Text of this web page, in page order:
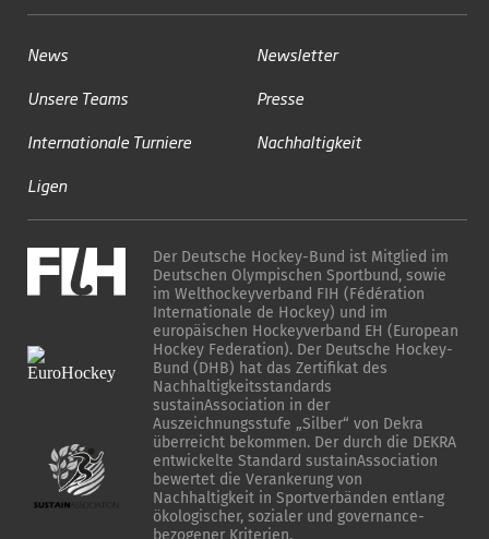
News
Unsere Teams
Internationale Turniere
Ligen
Newsletter
Presse
Nachhaltigkeit
Der Deutsche Hockey-Bund ist Mitglied im
Deutschen Olympischen Sportbund, sowie
im Welthockeyverband FIH (Fédération
Internationale de Hockey) und im
europäischen Hockeyverband EH (European
Hockey Federation). Der Deutsche Hockey-
Bund (DHB) hat das Zertifikat des
Nachhaltigkeitsstandards
sustainAssociation in der
Auszeichnungsstufe „Silber“ von Dekra
überreicht bekommen. Der durch die DEKRA
entwickelte Standard sustainAssociation
bewertet die Verankerung von
Nachhaltigkeit in Sportverbänden entlang
ökologischer, sozialer und governance-